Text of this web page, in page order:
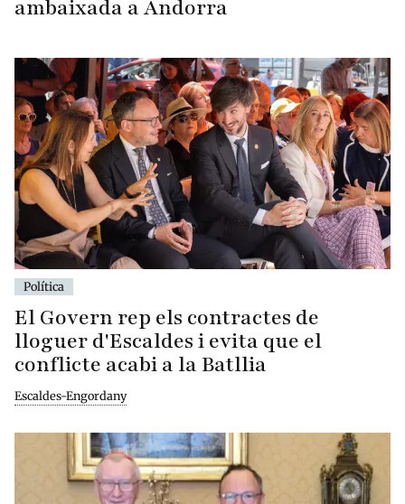
Política
El Govern rep els contractes de
lloguer d'Escaldes i evita que el
conflicte acabi a la Batllia
Escaldes-Engordany